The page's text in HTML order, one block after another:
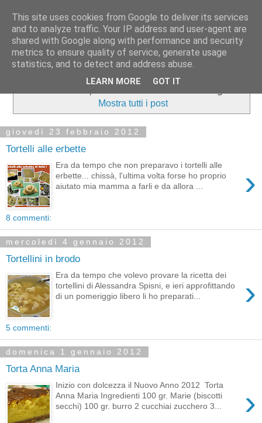
Mostra tutti i post
giovedì 23 febbraio 2012
Tortelli alle erbette
›
Era da tempo che non preparavo i tortelli alle
erbette... chissà, l'ultima volta forse ho proprio
aiutato mia mamma a farli e da allora ...
8 commenti:
mercoledì 4 gennaio 2012
Tortellini in brodo
›
Era da tempo che volevo provare la ricetta dei
tortellini di Alessandra Spisni, e ieri approfittando
di un pomeriggio libero li ho preparati...
5 commenti:
domenica 1 gennaio 2012
Torta Anna Maria
›
Inizio con dolcezza il Nuovo Anno 2012 Torta
Anna Maria Ingredienti 100 gr. Marie (biscotti
secchi) 100 gr. burro 2 cucchiai zucchero 3...
This site uses cookies from Google to deliver its services
and to analyze traffic. Your IP address and user-agent are
shared with Google along with performance and security
metrics to ensure quality of service, generate usage
statistics, and to detect and address abuse.
LEARN MORE GOT IT